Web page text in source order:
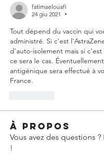
fatimaelouafi
24 giu 2021
•
Tout dépend du vaccin qui
administré. Si c'est
d'auto-isolement mais si c'est
ce sera le cas.
antigénique sera effectué à
France.
À propos
Vous avez des questions ?
!